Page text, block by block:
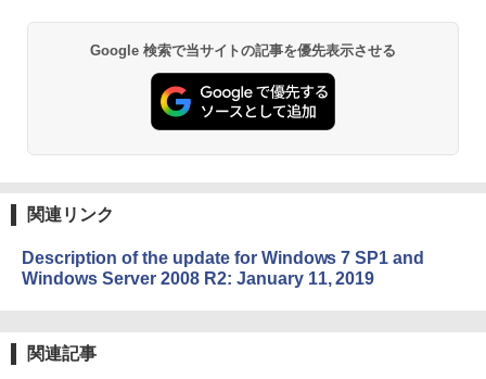
￥1,600
Microsoft Office Home & Business 202
4(最新 永続版)|オンラインコード版|Wind
ows11、10/mac対応|PC2台
インゲームコード】 ロブロックス | オン
ラインコード版
ClaudeCode いちばんやさしい 教科書:
方 マニュアル AI副業にもコンテンツ作成
にもKindle出版にも！ 非エンジニアのた
めのAIコーディング入門シリーズ
￥1,292
￥16,980
Kindle Paperwhite シグニチャーエディ
ション (32GB) 7インチディスプレイ、明
Amazon Kindle Colorsoft | 16GBストレ
Google 検索で当サイトの記事を優先表示させる
関連リンク
Description of the update for Windows 7 SP1 and
Windows Server 2008 R2: January 11, 2019
関連記事